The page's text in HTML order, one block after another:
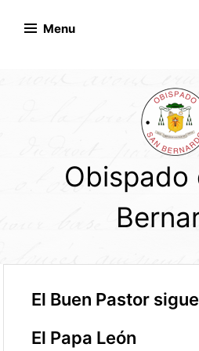
Menu
Obispado
El Buen Pastor
El Papa León